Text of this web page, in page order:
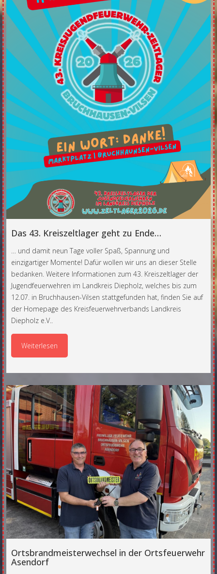
Das 43. Kreiszeltlager geht zu Ende…
… und damit neun Tage voller Spaß, Spannung und
einzigartiger Momente! Dafür wollen wir uns an dieser Stelle
bedanken. Weitere Informationen zum 43. Kreiszeltlager der
Jugendfeuerwehren im Landkreis Diepholz, welches bis zum
12.07. in Bruchhausen-Vilsen stattgefunden hat, finden Sie auf
der Homepage des Kreisfeuerwehrverbands Landkreis
Diepholz e.V..
Weiterlesen
Ortsbrandmeisterwechsel in der Ortsfeuerwehr
Asendorf